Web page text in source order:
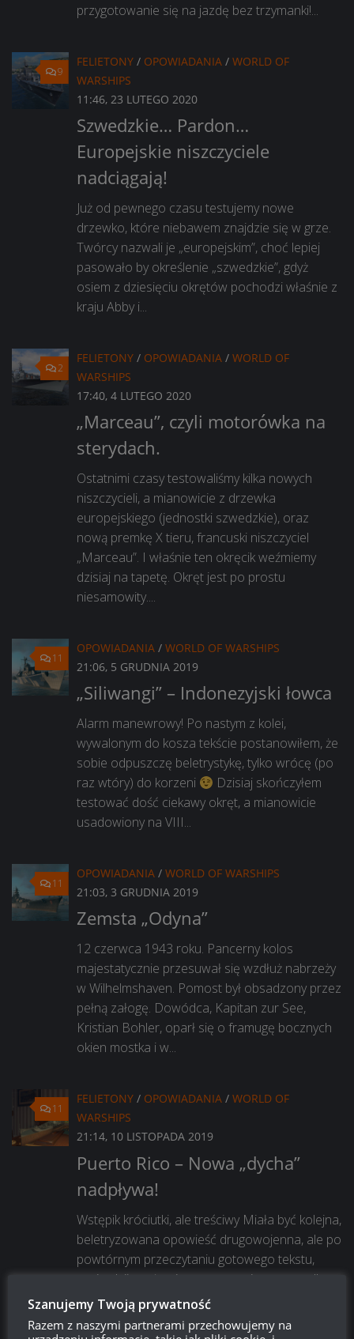
przygotowanie się na jazdę bez trzymanki!...
9
FELIETONY / OPOWIADANIA / WORLD OF
WARSHIPS
11:46, 23 LUTEGO 2020
Szwedzkie… Pardon…
Europejskie niszczyciele
nadciągają!
Już od pewnego czasu testujemy nowe
drzewko, które niebawem znajdzie się w grze.
Twórcy nazwali je „europejskim”, choć lepiej
pasowało by określenie „szwedzkie”, gdyż
osiem z dziesięciu okrętów pochodzi właśnie z
kraju Abby i...
2
FELIETONY / OPOWIADANIA / WORLD OF
WARSHIPS
17:40, 4 LUTEGO 2020
„Marceau”, czyli motorówka na
sterydach.
Ostatnimi czasy testowaliśmy kilka nowych
niszczycieli, a mianowicie z drzewka
europejskiego (jednostki szwedzkie), oraz
nową premkę X tieru, francuski niszczyciel
„Marceau”. I właśnie ten okręcik weźmiemy
dzisiaj na tapetę. Okręt jest po prostu
niesamowity....
11
OPOWIADANIA / WORLD OF WARSHIPS
21:06, 5 GRUDNIA 2019
„Siliwangi” – Indonezyjski łowca
Alarm manewrowy! Po nastym z kolei,
wywalonym do kosza tekście postanowiłem, że
sobie odpuszczę beletrystykę, tylko wrócę (po
raz wtóry) do korzeni
Dzisiaj skończyłem
testować dość ciekawy okręt, a mianowicie
usadowiony na VIII...
11
OPOWIADANIA / WORLD OF WARSHIPS
21:03, 3 GRUDNIA 2019
Zemsta „Odyna”
12 czerwca 1943 roku. Pancerny kolos
majestatycznie przesuwał się wzdłuż nabrzeży
w Wilhelmshaven. Pomost był obsadzony przez
pełną załogę. Dowódca, Kapitan zur See,
Kristian Bohler, oparł się o framugę bocznych
okien mostka i w...
11
FELIETONY / OPOWIADANIA / WORLD OF
WARSHIPS
21:14, 10 LISTOPADA 2019
Puerto Rico – Nowa „dycha”
nadpływa!
Wstępik króciutki, ale treściwy Miała być kolejna,
beletryzowana opowieść drugowojenna, ale po
powtórnym przeczytaniu gotowego tekstu,
stwierdziłem, że nie trzyma poziomu, a to dla
mnie najważniejsze. Także i ta recka będzie do
bólu klasyczna…...
Szanujemy Twoją prywatność
Razem z naszymi partnerami przechowujemy na